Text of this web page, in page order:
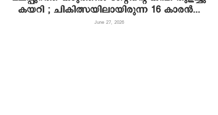
കയറി ; ചികിത്സയിലായിരുന്ന 16 കാരൻ...
June 27, 2026